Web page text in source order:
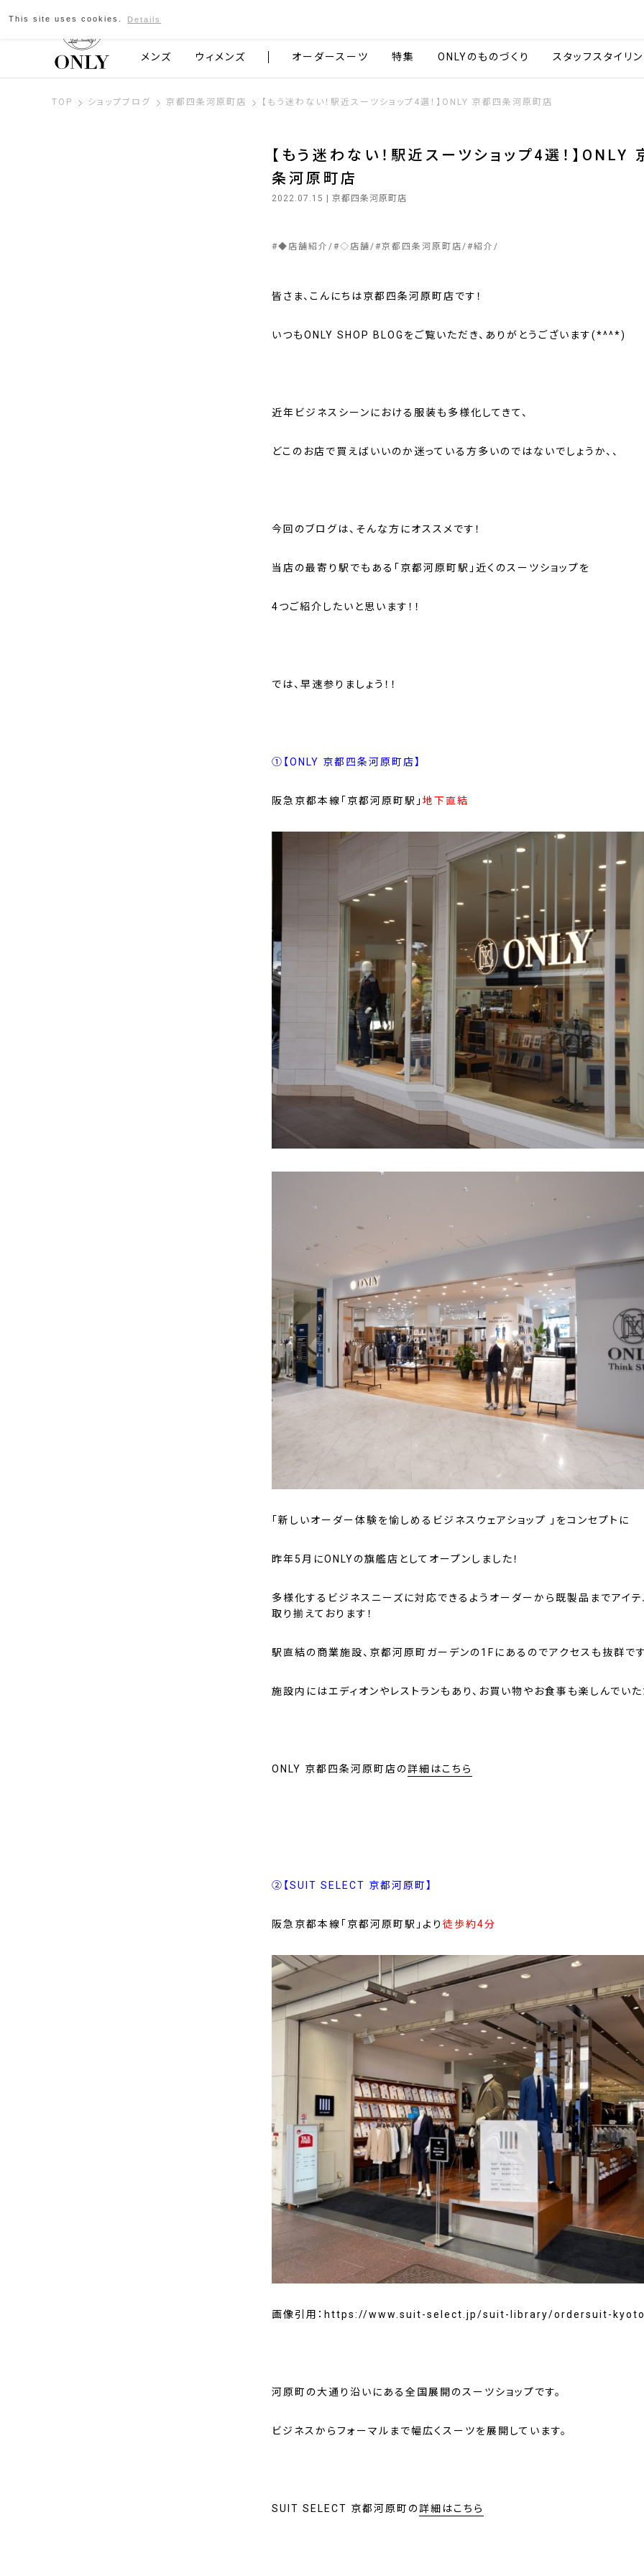
京都発のスーツブランド ONLY
メンズ ウィメンズ オーダースーツ 特集 ONLYのものづくり スタッフスタイリ
TOP ショップブログ 京都四条河原町店 【もう迷わない！駅近スーツショップ4選！】ONLY 京都四条河原町店
【もう迷わない！駅近スーツショップ4選！】ONLY
条河原町店
2022.07.15 | 京都四条河原町店
#◆店舗紹介 #◇店舗 #京都四条河原町店 #紹介
皆さま、こんにちは京都四条河原町店です！
いつもONLY SHOP BLOGをご覧いただき、ありがとうございます(*^^*)
近年ビジネスシーンにおける服装も多様化してきて、
どこのお店で買えばいいのか迷っている方多いのではないでしょうか、、
今回のブログは、そんな方にオススメです！
当店の最寄り駅でもある「京都河原町駅」近くのスーツショップを
4つご紹介したいと思います！！
では、早速参りましょう！！
①【ONLY 京都四条河原町店】
阪急京都本線「京都河原町駅」 地下直結
「新しいオーダー体験を愉しめるビジネスウェアショップ 」をコンセプトに
昨年5月にONLYの旗艦店としてオープンしました！
多様化するビジネスニーズに対応できるようオーダーから既製品までアイ
取り揃えております！
駅直結の商業施設、京都河原町ガーデンの1Fにあるのでアクセスも抜群です
施設内にはエディオンやレストランもあり、お買い物やお食事も楽しんでいた
ONLY 京都四条河原町店の詳細はこちら
➁【SUIT SELECT 京都河原町】
阪急京都本線「京都河原町駅」より 徒歩約4分
画像引用：https://www.suit-select.jp/suit-library/ordersuit-
河原町の大通り沿いにある全国展開のスーツショップです。
ビジネスからフォーマルまで幅広くスーツを展開しています。
SUIT SELECT 京都河原町の詳細はこちら
This site uses cookies. Details